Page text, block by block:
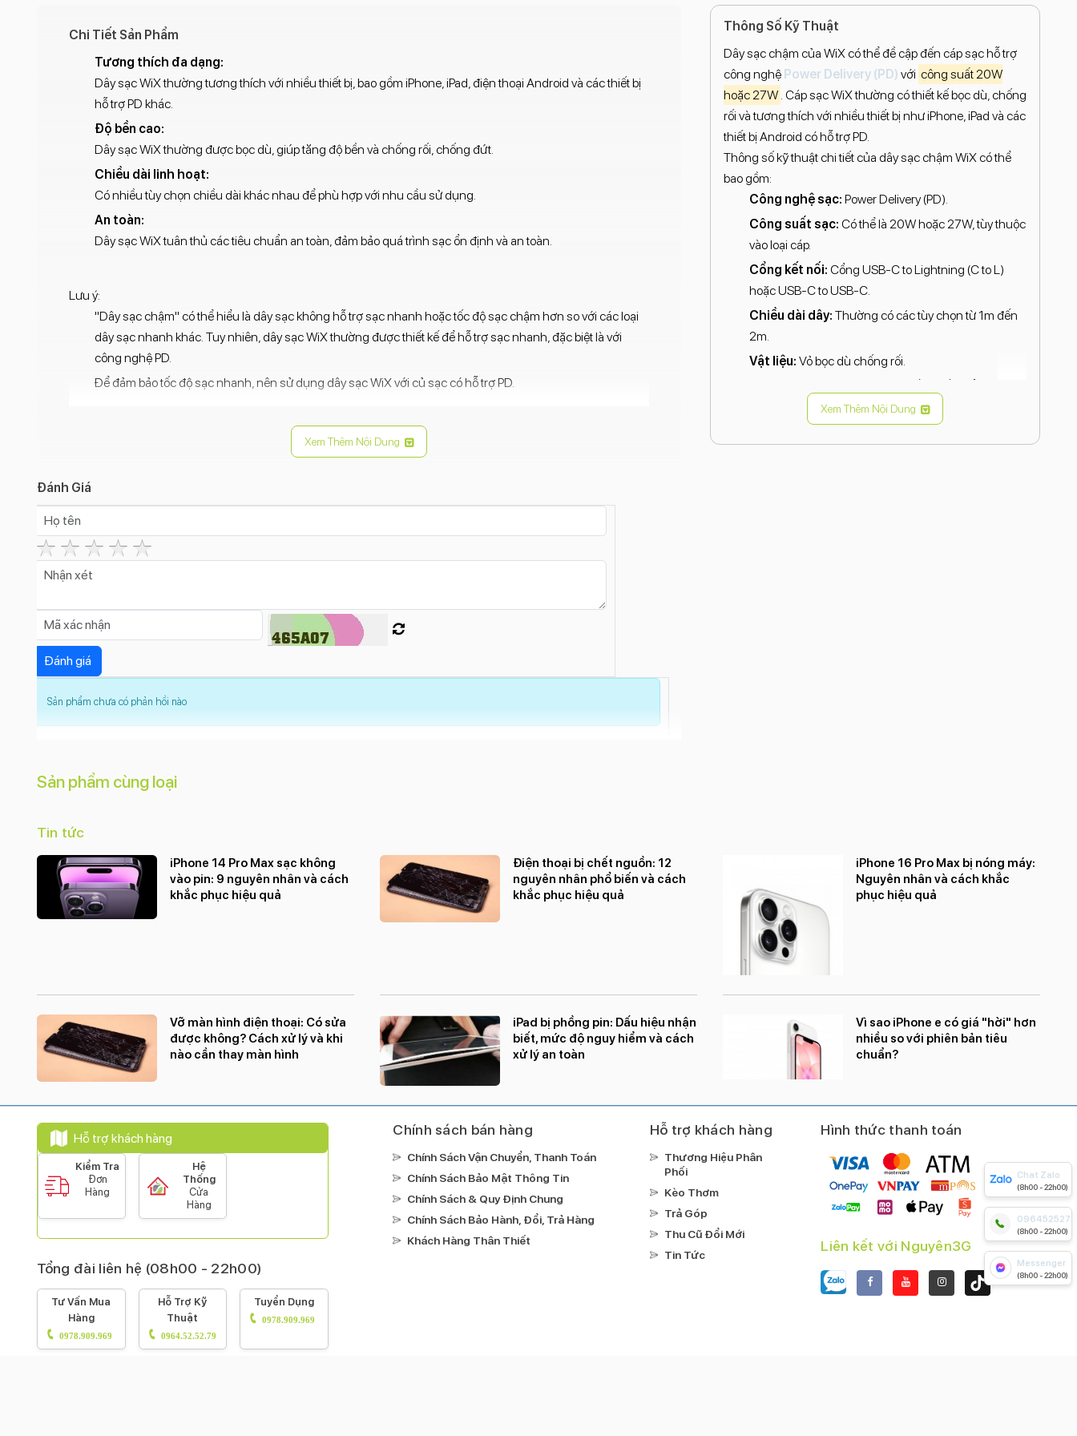
Chi Tiết Sản Phẩm
Tương thích đa dạng:
Dây sạc WiX thường tương thích với nhiều thiết bị, bao gồm iPhone, iPad, điện thoại Android và các thiết bị
hỗ trợ PD khác.
Độ bền cao:
Dây sạc WiX thường được bọc dù, giúp tăng độ bền và chống rối, chống đứt.
Chiều dài linh hoạt:
Có nhiều tùy chọn chiều dài khác nhau để phù hợp với nhu cầu sử dụng.
An toàn:
Dây sạc WiX tuân thủ các tiêu chuẩn an toàn, đảm bảo quá trình sạc ổn định và an toàn.
Lưu ý:
"Dây sạc chậm" có thể hiểu là dây sạc không hỗ trợ sạc nhanh hoặc tốc độ sạc chậm hơn so với các loại
dây sạc nhanh khác. Tuy nhiên, dây sạc WiX thường được thiết kế để hỗ trợ sạc nhanh, đặc biệt là với
công nghệ PD.
Để đảm bảo tốc độ sạc nhanh, nên sử dụng dây sạc WiX với củ sạc có hỗ trợ PD.
Xem Thêm Nội Dung
Đánh Giá
Sản phẩm chưa có phản hồi nào
Thông Số Kỹ Thuật
Dây sạc chậm của WiX có thể đề cập đến cáp sạc hỗ trợ
công nghệ Power Delivery (PD) với công suất 20W
hoặc 27W . Cáp sạc WiX thường có thiết kế bọc dù, chống
rối và tương thích với nhiều thiết bị như iPhone, iPad và các
thiết bị Android có hỗ trợ PD.
Thông số kỹ thuật chi tiết của dây sạc chậm WiX có thể
bao gồm:
Công nghệ sạc: Power Delivery (PD).
Công suất sạc: Có thể là 20W hoặc 27W, tùy thuộc
vào loại cáp.
Cổng kết nối: Cổng USB-C to Lightning (C to L)
hoặc USB-C to USB-C.
Chiều dài dây: Thường có các tùy chọn từ 1m đến
2m.
Vật liệu: Vỏ bọc dù chống rối.
dòng điện, chống nhiễu.
Xem Thêm Nội Dung
Sản phẩm cùng loại
Tin tức
iPhone 14 Pro Max sạc không
vào pin: 9 nguyên nhân và cách
khắc phục hiệu quả
Điện thoại bị chết nguồn: 12
nguyên nhân phổ biến và cách
khắc phục hiệu quả
iPhone 16 Pro Max bị nóng máy:
Nguyên nhân và cách khắc
phục hiệu quả
Vỡ màn hình điện thoại: Có sửa
được không? Cách xử lý và khi
nào cần thay màn hình
iPad bị phồng pin: Dấu hiệu nhận
biết, mức độ nguy hiểm và cách
xử lý an toàn
Vì sao iPhone e có giá "hời" hơn
nhiều so với phiên bản tiêu
chuẩn?
Chat Zalo
(8h00 - 22h00)
0964525279
(8h00 - 22h00)
Messenger
(8h00 - 22h00)
Hỗ trợ khách hàng
Kiểm Tra
Đơn
Hàng
Hệ
Thống
Cửa
Hàng
Tổng đài liên hệ (08h00 - 22h00)
Tư Vấn Mua
Hàng
0978.909.969
Hỗ Trợ Kỹ
Thuật
0964.52.52.79
Tuyển Dụng
0978.909.969
Chính sách bán hàng
Chính Sách Vận Chuyển, Thanh Toán
Chính Sách Bảo Mật Thông Tin
Chính Sách & Quy Định Chung
Chính Sách Bảo Hành, Đổi, Trả Hàng
Khách Hàng Thân Thiết
Hỗ trợ khách hàng
Thương Hiệu Phân
Phối
Kèo Thơm
Trả Góp
Thu Cũ Đổi Mới
Tin Tức
Hình thức thanh toán
Liên kết với Nguyên3G